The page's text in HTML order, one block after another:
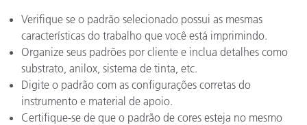
Verifique se o padrão selecionado possui as mesmas
características do trabalho que você está imprimindo.
Organize seus padrões por cliente e inclua detalhes como
substrato, anilox, sistema de tinta, etc.
Digite o padrão com as configurações corretas do
instrumento e material de apoio.
Certifique-se de que o padrão de cores esteja no mesmo